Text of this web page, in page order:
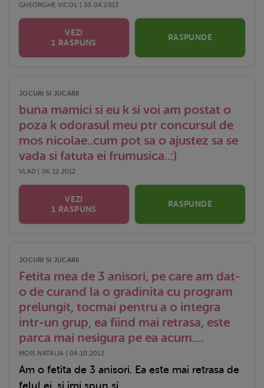
GHEORGHE VICOL | 30.04.2013
VEZI
1 RASPUNS
RASPUNDE
JOCURI SI JUCARII
buna mamici si eu k si voi am postat o
poza k odorasul meu ptr concursul de
mos nicolae..cum pot sa o ajustez sa se
vada si fatuta ei frumusica..:)
VLAD | 06.12.2012
VEZI
1 RASPUNS
RASPUNDE
JOCURI SI JUCARII
Fetita mea de 3 anisori, pe care am dat-
o de curand la o gradinita cu program
prelungit, tocmai pentru a o integra
intr-un grup, ea fiind mai retrasa, este
parca mai nesigura pe ea acum....
MOIS NATALIA | 04.10.2012
Am o fetita de 3 anisori. Ea este mai retrasa de
felul ei, si imi spun si...